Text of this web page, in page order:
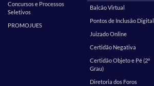
Concursos e Processos
Seletivos
PROMOJUES
Balcão Virtual
Pontos de Inclusão Digital
Juizado Online
Certidão Negativa
Certidão Objeto e Pé (2º
Grau)
Diretoria dos Foros